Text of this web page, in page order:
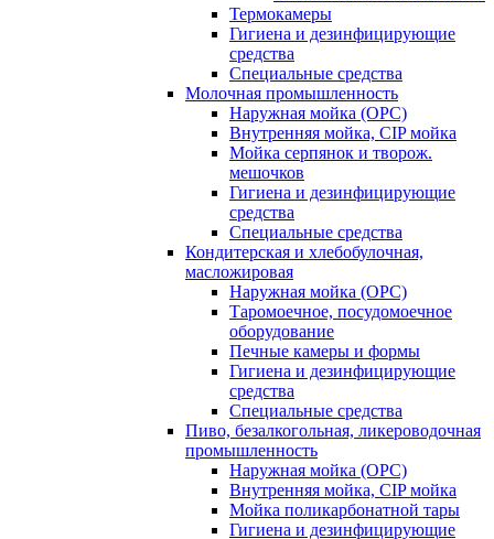
Термокамеры
Гигиена и дезинфицирующие
средства
Специальные средства
Молочная промышленность
Наружная мойка (ОРС)
Внутренняя мойка, CIP мойка
Мойка серпянок и творож.
мешочков
Гигиена и дезинфицирующие
средства
Специальные средства
Кондитерская и хлебобулочная,
масложировая
Наружная мойка (ОРС)
Таромоечное, посудомоечное
оборудование
Печные камеры и формы
Гигиена и дезинфицирующие
средства
Специальные средства
Пиво, безалкогольная, ликероводочная
промышленность
Наружная мойка (ОРС)
Внутренняя мойка, CIP мойка
Мойка поликарбонатной тары
Гигиена и дезинфицирующие